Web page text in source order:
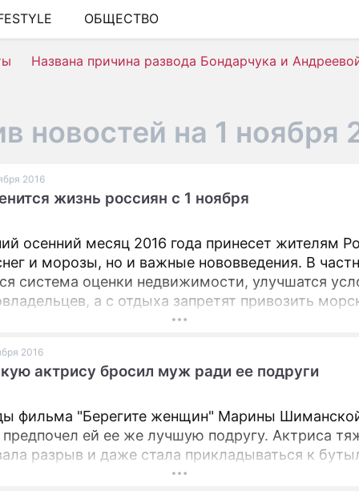
ОБЩЕСТВО
ШОУ-БИЗНЕС
АВТО
НЕДВИЖИМОСТЬ
ЭКОНОМИКА
СОННИК
СТИЛЬ ЖИЗНИ
О ПРОЕКТЕ
Названа причина развода Бондарчука и
новостей на 1 ноября
2016
жизнь россиян с 1 ноября
осенний месяц 2016 года принесет жителям
и морозы, но и важные нововведения. В
система оценки недвижимости, улучшатся
а с отдыха запретят привозить
2016
актрису бросил муж ради ее подруги
фильма "Берегите женщин" Марины
ей ее же лучшую подругу. Актриса
разрыв и даже стала прикладываться к